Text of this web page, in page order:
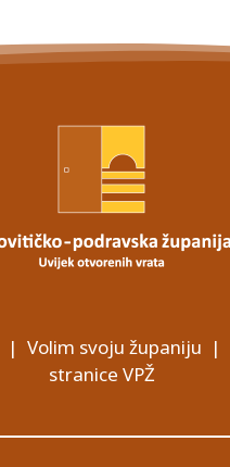
Volim svoju županiju |
stranice VPŽ